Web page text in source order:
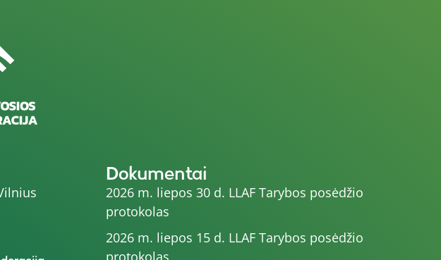
Dokumentai
2026 m. liepos 30 d. LLAF Tarybos posėdžio
protokolas
2026 m. liepos 15 d. LLAF Tarybos posėdžio
protokolas